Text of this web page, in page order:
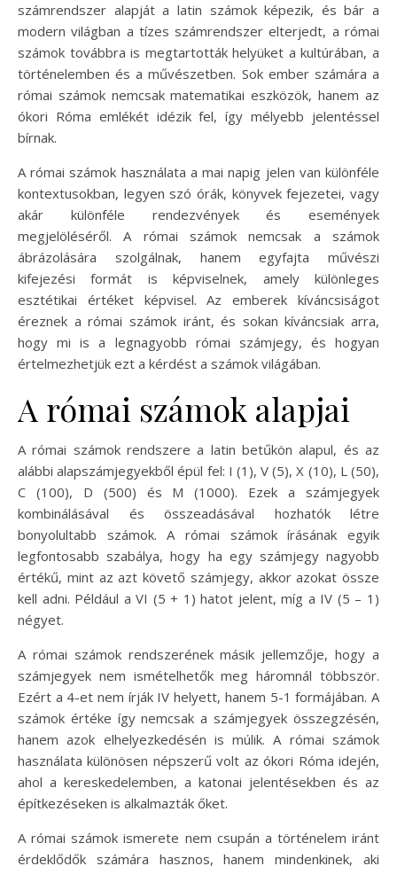
számrendszer alapját a latin számok képezik, és bár a
modern világban a tízes számrendszer elterjedt, a római
számok továbbra is megtartották helyüket a kultúrában, a
történelemben és a művészetben. Sok ember számára a
római számok nemcsak matematikai eszközök, hanem az
ókori Róma emlékét idézik fel, így mélyebb jelentéssel
bírnak.
A római számok használata a mai napig jelen van különféle
kontextusokban, legyen szó órák, könyvek fejezetei, vagy
akár különféle rendezvények és események
megjelöléséről. A római számok nemcsak a számok
ábrázolására szolgálnak, hanem egyfajta művészi
kifejezési formát is képviselnek, amely különleges
esztétikai értéket képvisel. Az emberek kíváncsiságot
éreznek a római számok iránt, és sokan kíváncsiak arra,
hogy mi is a legnagyobb római számjegy, és hogyan
értelmezhetjük ezt a kérdést a számok világában.
A római számok alapjai
A római számok rendszere a latin betűkön alapul, és az
alábbi alapszámjegyekből épül fel: I (1), V (5), X (10), L (50),
C (100), D (500) és M (1000). Ezek a számjegyek
kombinálásával és összeadásával hozhatók létre
bonyolultabb számok. A római számok írásának egyik
legfontosabb szabálya, hogy ha egy számjegy nagyobb
értékű, mint az azt követő számjegy, akkor azokat össze
kell adni. Például a VI (5 + 1) hatot jelent, míg a IV (5 – 1)
négyet.
A római számok rendszerének másik jellemzője, hogy a
számjegyek nem ismételhetők meg háromnál többször.
Ezért a 4-et nem írják IV helyett, hanem 5-1 formájában. A
számok értéke így nemcsak a számjegyek összegzésén,
hanem azok elhelyezkedésén is múlik. A római számok
használata különösen népszerű volt az ókori Róma idején,
ahol a kereskedelemben, a katonai jelentésekben és az
építkezéseken is alkalmazták őket.
A római számok ismerete nem csupán a történelem iránt
érdeklődők számára hasznos, hanem mindenkinek, aki